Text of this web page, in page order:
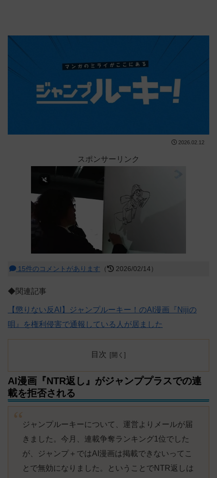
2026.02.12
スポンサーリンク
15件のコメントがあります （ 2026/02/14）
◆関連記事
【懲りない反AI】ジャンプルーキー！のAI漫画『Nijiの
唄』を権利侵害で通報している人が居ました
目次
AI漫画『NTR返し』がジャンププラスでの連
載を拒否される
ジャンプルーキーについて、運営よりメールが届
きました。今月、連載争奪ランキング1位でした
が、ジャンプ＋ではAI漫画は掲載できないってこ
とで無効になりました。ということでNTR返しは